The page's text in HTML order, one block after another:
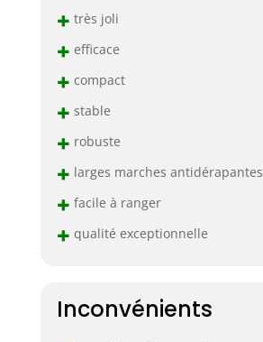
+ très joli
+ efficace
+ compact
+ stable
+ robuste
+ larges marches antidérapantes
+ facile à ranger
+ qualité exceptionnelle
Inconvénients